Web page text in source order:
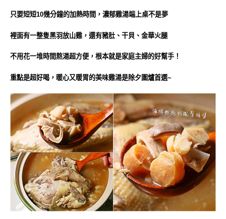
只要短短10幾分鐘的加熱時間，濃郁雞湯端上桌不是夢
裡面有一整隻黑羽放山雞，還有豬肚、干貝、金華火腿
不用花一堆時間熬湯超方便，根本就是家庭主婦的好幫手！
重點是超好喝，暖心又暖胃的美味雞湯是除夕圍爐首選~